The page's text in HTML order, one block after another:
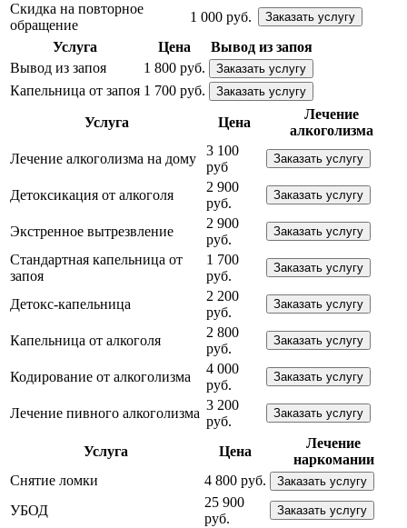
Скидка на повторное
обращение
1 000 руб. Заказать услугу
Услуга Цена
Вывод из запоя
Вывод из запоя
1 800 руб. Заказать услугу
Капельница от запоя 1 700 руб. Заказать услугу
Услуга Цена
Лечение
алкоголизма
Лечение алкоголизма на дому
3 100
руб
Заказать услугу
Детоксикация от алкоголя
2 900
руб.
Заказать услугу
Экстренное вытрезвление
2 900
руб.
Заказать услугу
Стандартная капельница от
запоя
1 700
руб.
Заказать услугу
Детокс-капельница
2 200
руб.
Заказать услугу
Капельница от алкоголя
2 800
руб.
Заказать услугу
Кодирование от алкоголизма
4 000
руб.
Заказать услугу
Лечение пивного алкоголизма
3 200
руб.
Заказать услугу
Услуга Цена
Лечение
наркомании
Снятие ломки
4 800 руб. Заказать услугу
УБОД
25 900
руб.
Заказать услугу